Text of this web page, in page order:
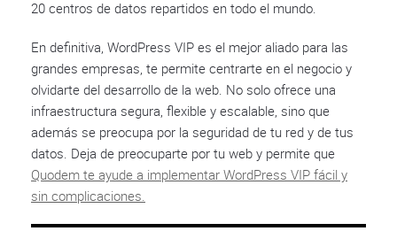
20 centros de datos repartidos en todo el mundo.
En definitiva, WordPress VIP es el mejor aliado para las
grandes empresas, te permite centrarte en el negocio y
olvidarte del desarrollo de la web. No solo ofrece una
infraestructura segura, flexible y escalable, sino que
además se preocupa por la seguridad de tu red y de tus
datos. Deja de preocuparte por tu web y permite que
Quodem te ayude a implementar WordPress VIP fácil y
sin complicaciones.